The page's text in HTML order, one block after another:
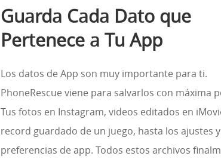
Guarda Cada Dato que
Pertenece a Tu App
Los datos de App son muy importante para ti.
PhoneRescue viene para salvarlos con máxima
Tus fotos en Instagram, videos editados en
record guardado de un juego, hasta los ajustes y
preferencias de app. Todos estos archivos